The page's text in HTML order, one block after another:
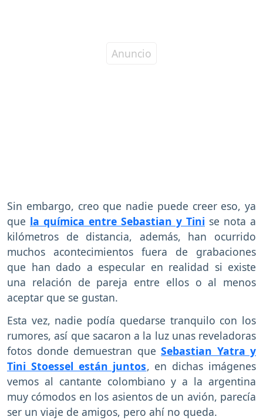
Sin embargo, creo que nadie puede creer eso, ya
que la química entre Sebastian y Tini se nota a
kilómetros de distancia, además, han ocurrido
muchos acontecimientos fuera de grabaciones
que han dado a especular en realidad si existe
una relación de pareja entre ellos o al menos
aceptar que se gustan.
Esta vez, nadie podía quedarse tranquilo con los
rumores, así que sacaron a la luz unas reveladoras
fotos donde demuestran que Sebastian Yatra y
Tini Stoessel están juntos, en dichas imágenes
vemos al cantante colombiano y a la argentina
muy cómodos en los asientos de un avión, parecía
ser un viaje de amigos, pero ahí no queda.